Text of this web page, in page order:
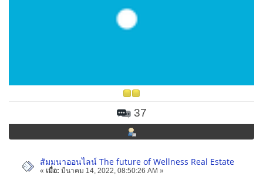
37
สัมมนาออนไลน์ The future of Wellness Real Estate
« เมื่อ: มีนาคม 14, 2022, 08:50:26 AM »